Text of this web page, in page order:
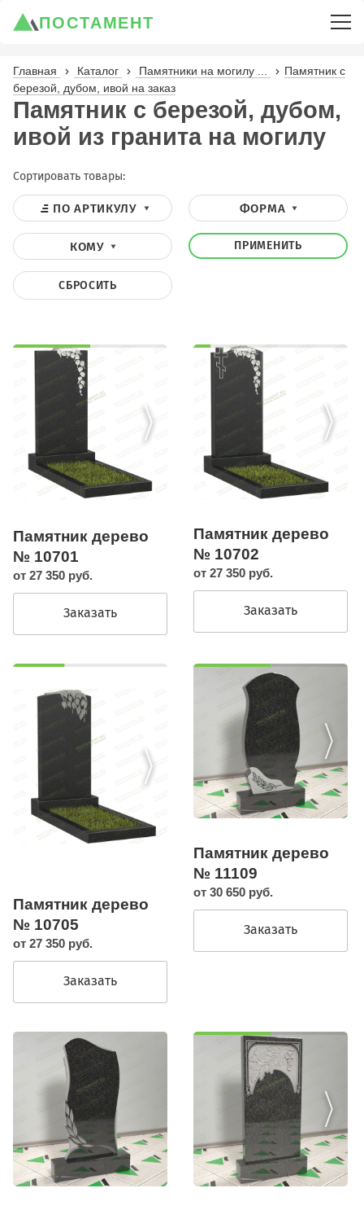
ПОСТАМЕНТ
Главная Каталог Памятники на могилу ...
Памятник с
березой, дубом, ивой на заказ
Памятник с березой, дубом,
ивой из гранита на могилу
Сортировать товары:
ПО АРТИКУЛУ ФОРМА
КОМУ ПРИМЕНИТЬ
СБРОСИТЬ
Памятник дерево
№ 10701
от 27 350 руб.
Заказать
Памятник дерево
№ 10702
от 27 350 руб.
Заказать
Памятник дерево
№ 10705
от 27 350 руб.
Заказать
Памятник дерево
№ 11109
от 30 650 руб.
Заказать